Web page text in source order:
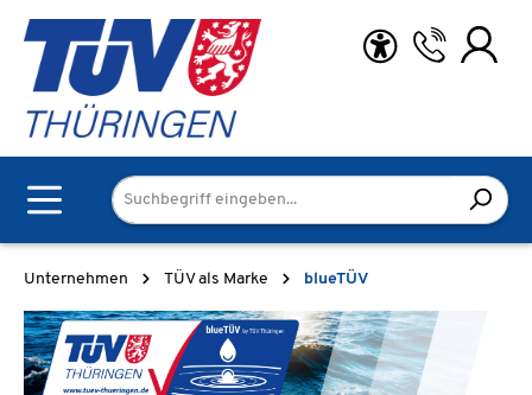
Zum Hauptinhalt springen
Unternehmen TÜV als Marke blueTÜV